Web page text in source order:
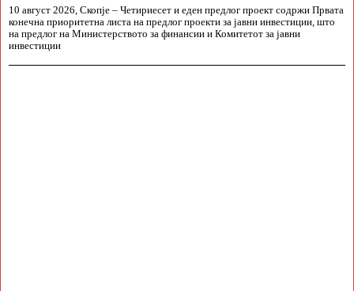
10 август 2026, Скопје – Четириесет и еден предлог проект содржи Првата
конечна приоритетна листа на предлог проекти за јавни инвестиции, што
на предлог на Министерството за финансии и Комитетот за јавни
инвестиции